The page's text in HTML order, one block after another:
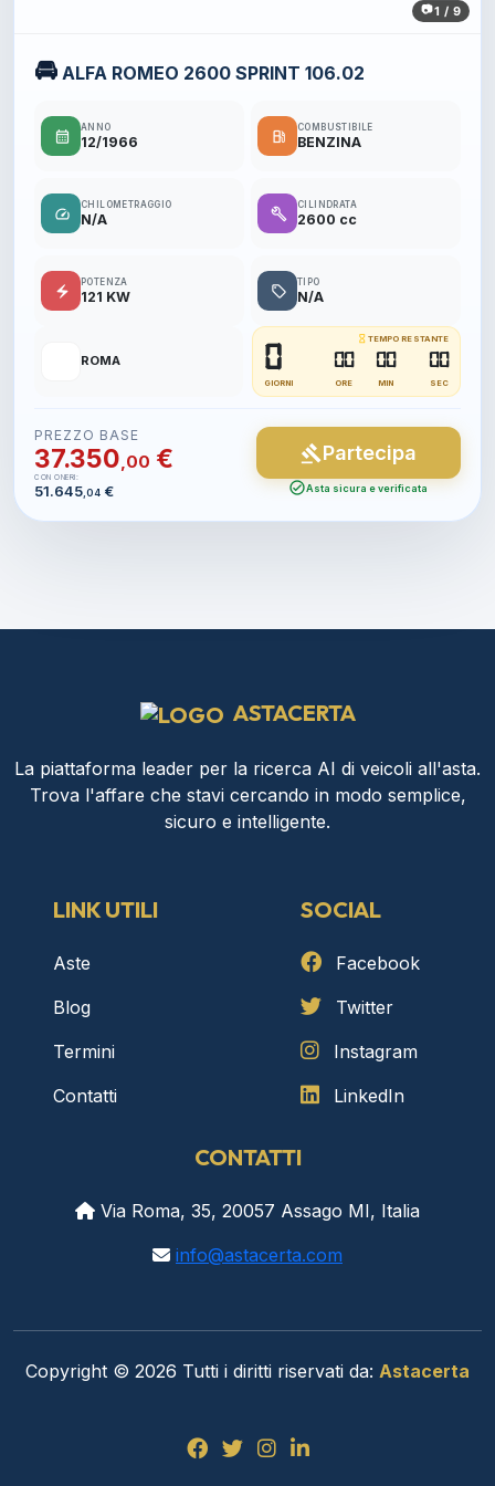
1 / 9
🚘 ALFA ROMEO 2600 SPRINT 106.02
calendar_month
ANNO
12/1966 local_gas_station
COMBUSTIBILE
BENZINA
speed
CHILOMETRAGGIO
N/A build
CILINDRATA
2600 cc
electric_bolt
POTENZA
121 KW local_offer
TIPO
N/A
ROMA
hourglass_empty TEMPO RESTANTE
0 00 00 00
GIORNI ORE MIN SEC
PREZZO BASE
37.350,00 €
CON ONERI:
51.645 ,04 €
gavel Partecipa
check_circleAsta sicura e verificata
ASTACERTA
La piattaforma leader per la ricerca AI di veicoli all'asta.
Trova l'affare che stavi cercando in modo semplice,
sicuro e intelligente.
LINK UTILI
Aste
Blog
Termini
Contatti
SOCIAL
Facebook
Twitter
Instagram
LinkedIn
CONTATTI
Via Roma, 35, 20057 Assago MI, Italia
info@astacerta.com
Copyright © 2026 Tutti i diritti riservati da: Astacerta